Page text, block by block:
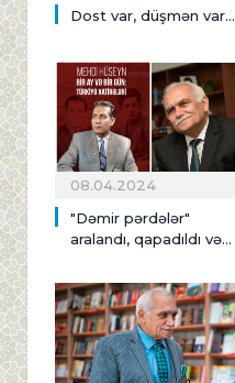
Dost var, düşmən var...
08.04.2024
"Dəmir pərdələr"
aralandı, qapadıldı və...